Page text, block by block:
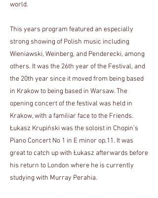
world.
This years program featured an especially
strong showing of Polish music including
Wieniawski, Weinberg, and Penderecki, among
others. It was the 26th year of the Festival, and
the 20th year since it moved from being based
in Krakow to being based in Warsaw. The
opening concert of the festival was held in
Krakow, with a familiar face to the Friends.
Łukasz Krupiński was the soloist in Chopin’s
Piano Concert No 1 in E minor op.11. It was
great to catch up with Łukasz afterwards before
his return to London where he is currently
studying with Murray Perahia.